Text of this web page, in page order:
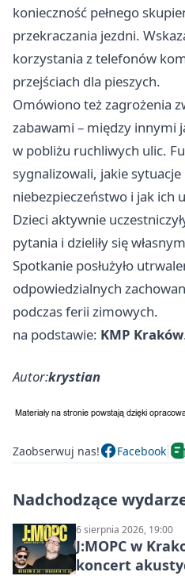
konieczność pełnego
przekraczania jezdni.
korzystania z telefonów
przejściach dla pieszych.
Omówiono też zagrożenia
zabawami – między innymi
w pobliżu ruchliwych ulic.
sygnalizowali, jakie
niebezpieczeństwo i jak ich
Dzieci aktywnie
pytania i dzieliły się
Spotkanie posłużyło
odpowiedzialnych
podczas ferii zimowych.
na podstawie: KMP Kraków
Autor:krystian
Zaobserwuj nas! Facebook
Nadchodzące
6 sierpnia 2026, 19:00
J:МОРС w
koncert